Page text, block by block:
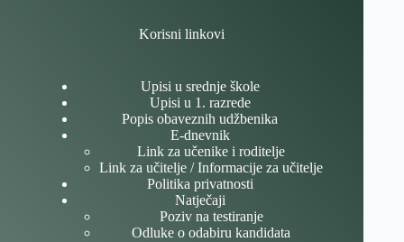
Korisni linkovi
Upisi u srednje škole
Upisi u 1. razrede
Popis obaveznih udžbenika
E-dnevnik
Link za učenike i roditelje
Link za učitelje / Informacije za učitelje
Politika privatnosti
Natječaji
Poziv na testiranje
Odluke o odabiru kandidata